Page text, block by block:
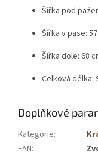
Šířka pod
Šířka v pase:
Šířka dole: 68
Celková délka:
Doplňkové
Kategorie:
EAN: